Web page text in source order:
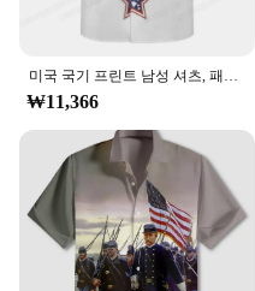
**Ideal for Vendors
If you're a vendor or
your product
Hawaiian Shirt is an
availability ensures you
competitive prices,
for retailers. The shirt's
wide range of
Independence Day to
of national pride and
wear design and
sure to be a hit with
미국 국기 프린트 남성 셔츠, 패션 하와이 쿠바 넥 셔츠, 레저 비치 이글 셔츠, 레트로 라펠 칼라 남성 의류
₩11,366